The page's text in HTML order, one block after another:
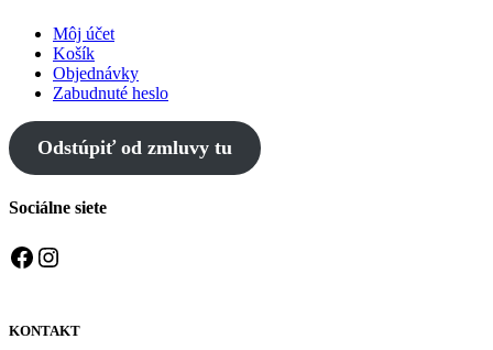
Môj účet
Košík
Objednávky
Zabudnuté heslo
Odstúpiť od zmluvy tu
Sociálne siete
Facebook
Instagram
KONTAKT